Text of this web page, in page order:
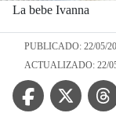
La bebe Ivanna
PUBLICADO: 22/05/
ACTUALIZADO: 22/
Facebook IconTwitter Icon